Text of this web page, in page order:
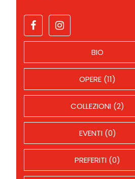
BIO
OPERE (11)
COLLEZIONI (2)
EVENTI (0)
PREFERITI (0)